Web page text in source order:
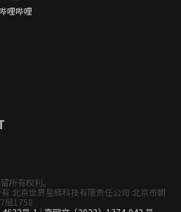
哩哔哩
所有权利。
北京世界星辉科技有限责任公司 北京市朝
层1758